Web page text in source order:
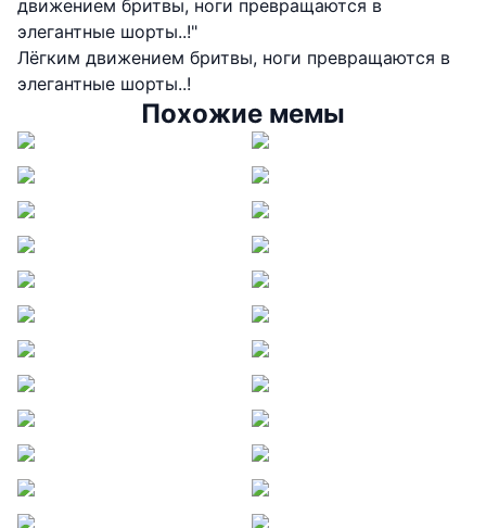
движением бритвы, ноги превращаются в
элегантные шорты..!"
Лёгким движением бритвы, ноги превращаются в
элегантные шорты..!
Похожие мемы